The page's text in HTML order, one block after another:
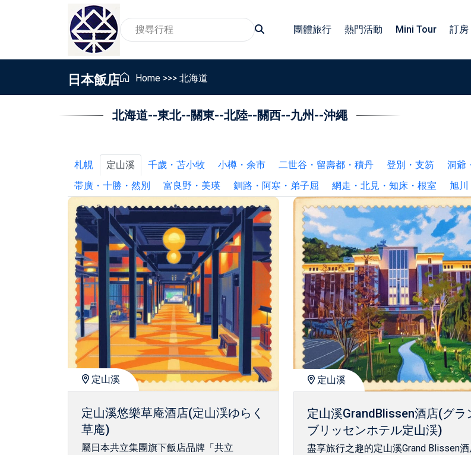
團體旅行 熱門活動 Mini Tour
2026賞櫻旅遊行程
2026親子包車行程
2026東北地區温泉包車行程
銀髮族與樂齡包車行程
家族旅遊日本包車
畢業旅行日本包車
獎勵旅遊日本包車
關東包車中文
四國北陸包
關西包車中
九州包車中
沖繩包車中
訂房
日本飯店 Home >>> 北海道
北海道--東北--關東--北陸--關西--九州--沖繩
札幌 定山溪 千歲・苫小牧 小樽・余市 二世谷・留壽都・積丹 登別・支笏 洞爺
帯廣・十勝・然別
富良野・美瑛 釧路・阿寒・弟子屈 網走・北見・知床・根室 旭
定山溪
定山溪悠樂草庵酒店(定山渓ゆらく
草庵)
屬日本共立集團旗下飯店品牌「共立
定山溪
定山溪GrandBlissen酒店(グラ
ブリッセンホテル定山渓)
盡享旅行之趣的定山溪Grand Blissen